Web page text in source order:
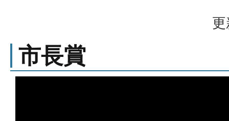
市長賞